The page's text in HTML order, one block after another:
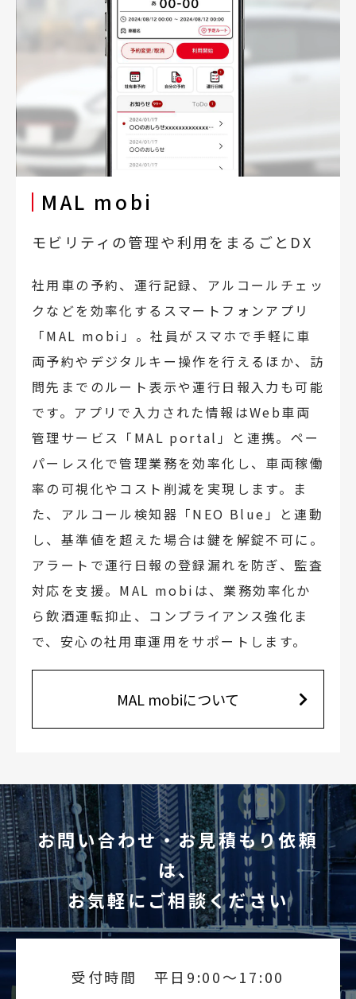
MAL mobi
モビリティの管理や利用をまるごとDX
社用車の予約、運行記録、アルコールチェッ
クなどを効率化するスマートフォンアプリ
「MAL mobi」。社員がスマホで手軽に車
両予約やデジタルキー操作を行えるほか、訪
問先までのルート表示や運行日報入力も可能
です。アプリで入力された情報はWeb車両
管理サービス「MAL portal」と連携。ペー
パーレス化で管理業務を効率化し、車両稼働
率の可視化やコスト削減を実現します。ま
た、アルコール検知器「NEO Blue」と連動
し、基準値を超えた場合は鍵を解錠不可に。
アラートで運行日報の登録漏れを防ぎ、監査
対応を支援。MAL mobiは、業務効率化か
ら飲酒運転抑止、コンプライアンス強化ま
で、安心の社用車運用をサポートします。
MAL mobiについて
お問い合わせ・お見積もり依頼
は、
お気軽にご相談ください
受付時間 平日9:00～17:00